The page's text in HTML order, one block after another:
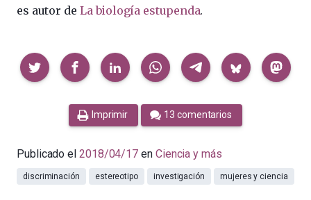
es autor de La biología estupenda.
Compartir
Imprimir 13 comentarios
Publicado el 2018/04/17 en Ciencia y más
discriminación estereotipo investigación mujeres y ciencia